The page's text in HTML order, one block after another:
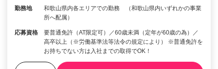
勤務地
和歌山県内各エリアでの勤務 （和歌山県内いずれかの事業
所へ配属）
応募資格
要普通免許（AT限定可）／60歳未満（定年が60歳の為）／
高卒以上（※労働基準法等法令の規定により） ※普通免許を
お持ちでない方は入社までの取得でOK！